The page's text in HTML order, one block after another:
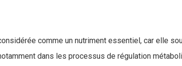
comme un nutriment essentiel, car elle
dans les processus de régulation